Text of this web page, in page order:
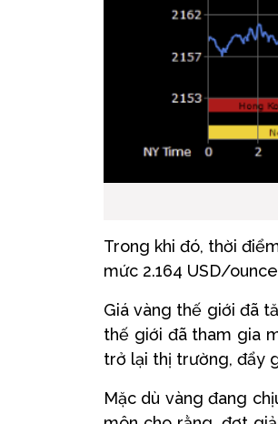
Trong khi đó, thời
mức 2.164 USD/
Giá vàng thế giới đã
thế giới đã tham gia
trở lại thị trường, đẩy
Mặc dù vàng đang